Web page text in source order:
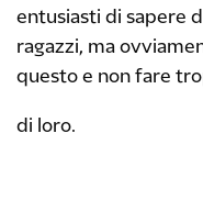
entusiasti di sapere
ragazzi, ma
questo e non fare
di loro.